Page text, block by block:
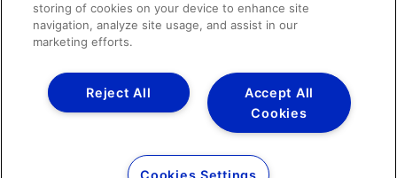
storing of cookies on your device to enhance site
navigation, analyze site usage, and assist in our
marketing efforts.
Accept All
Cookies
Reject All
Cookies Settings